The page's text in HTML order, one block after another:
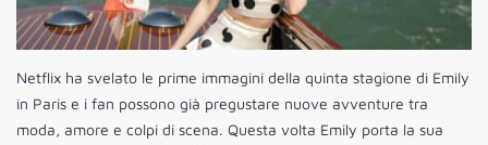
Netflix ha svelato le prime immagini della quinta stagione di Emily
in Paris e i fan possono già pregustare nuove avventure tra
moda, amore e colpi di scena. Questa volta Emily porta la sua